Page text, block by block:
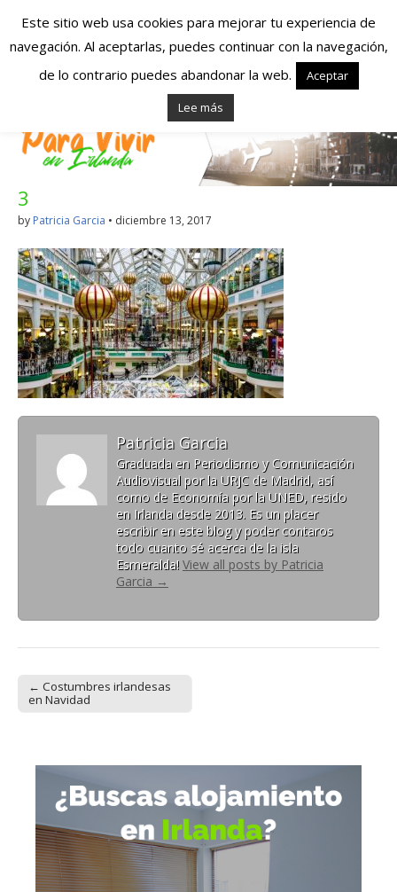
Españoles en
Irlanda – Vivir en
Irlanda – Trabajo
en Irlanda –
Alojamiento en
Irlanda
Blog dedicado a los que viven, estudian y trabajan en
Irlanda!
3
by Patricia Garcia • diciembre 13, 2017
Patricia Garcia
Graduada en Periodismo y Comunicación
Audiovisual por la URJC de Madrid, así
como de Economía por la UNED, resido
en Irlanda desde 2013. Es un placer
escribir en este blog y poder contaros
todo cuanto sé acerca de la isla
Esmeralda! View all posts by Patricia
Garcia →
Post navigation
← Costumbres irlandesas
en Navidad
Este sitio web usa cookies para mejorar tu experiencia de
navegación. Al aceptarlas, puedes continuar con la navegación,
de lo contrario puedes abandonar la web.
Aceptar
Lee más